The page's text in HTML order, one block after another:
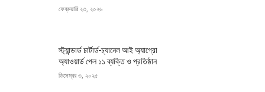
ফেব্রুয়ারি ২৩, ২০২৬
স্ট্যান্ডার্ড চার্টার্ড-চ্যানেল আই অ্যাগ্রো
অ্যাওয়ার্ড পেল ১১ ব্যক্তি ও প্রতিষ্ঠান
ডিসেম্বর ৩, ২০২৫